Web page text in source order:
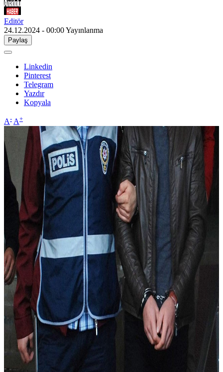
Editör
24.12.2024 - 00:00Yayınlanma
Paylaş
Linkedin
Pinterest
Telegram
Yazdır
Kopyala
A- A+